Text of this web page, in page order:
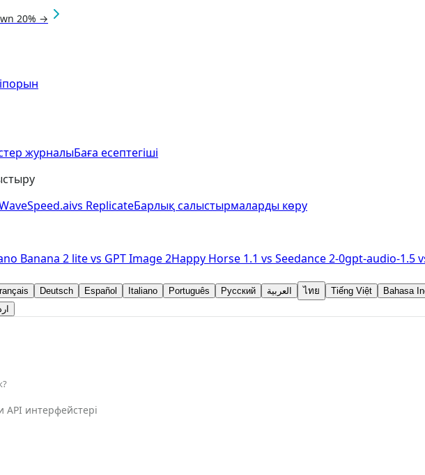
20% →
журналыБаға есептегіші
vs ReplicateБарлық салыстырмаларды көру
Banana 2 litevs GPT Image 2Happy Horse 1.1 vs Seedance 2-0gpt-audio-1.5
Deutsch Español Italiano Português Русский العربية ไทย Tiếng Việt
Bahasa
интерфейстері